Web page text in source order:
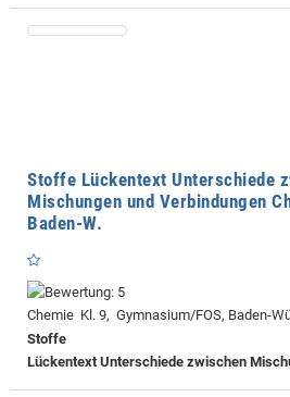
Stoffe Lückentext Unterschiede
Mischungen und Verbindungen
Baden-W.
Chemie Kl. 9, Gymnasium/FOS, Baden-
Stoffe
Lückentext Unterschiede zwischen